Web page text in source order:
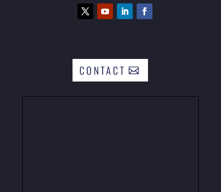
CONTACT